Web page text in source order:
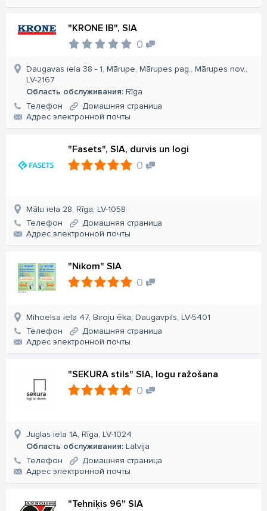
"KRONE IB", SIA
0
Daugavas iela 38 - 1, Mārupe, Mārupes pag., Mārupes nov.,
LV-2167
Область обслуживания: Rīga
Телефон
Домашняя страница
Aдрес электронной почты
"Fasets", SIA, durvis un logi
0
Mālu iela 28, Rīga, LV-1058
Телефон
Домашняя страница
Aдрес электронной почты
"Nikom" SIA
0
Mihoelsa iela 47, Biroju ēka, Daugavpils, LV-5401
Телефон
Домашняя страница
Aдрес электронной почты
"SEKURA stils" SIA, logu ražošana
0
Juglas iela 1A, Rīga, LV-1024
Область обслуживания: Latvija
Телефон
Домашняя страница
Aдрес электронной почты
"Tehniķis 96" SIA